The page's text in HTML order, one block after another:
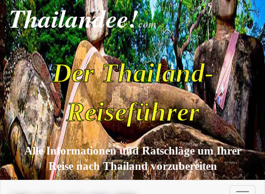
Thailandee!com
Der Thailand-
Reiseführer
Alle Informationen und Ratschläge um Ihrer
Reise nach Thailand vorzubereiten